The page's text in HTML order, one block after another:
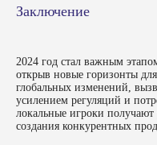
Заключение
2024 год стал важным
открыв новые горизонты
глобальных изменений,
усилением регуляций и
локальные игроки
создания конкурентных
hello@umg.team